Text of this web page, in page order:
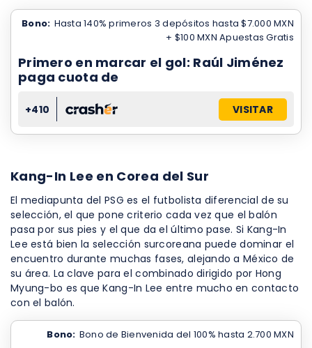
Bono: Hasta 140% primeros 3 depósitos hasta $7.000 MXN
+ $100 MXN Apuestas Gratis
Primero en marcar el gol: Raúl Jiménez
paga cuota de
+410 VISITAR
Kang-In Lee en Corea del Sur
El mediapunta del PSG es el futbolista diferencial de su
selección, el que pone criterio cada vez que el balón
pasa por sus pies y el que da el último pase. Si Kang-In
Lee está bien la selección surcoreana puede dominar el
encuentro durante muchas fases, alejando a México de
su área. La clave para el combinado dirigido por Hong
Myung-bo es que Kang-In Lee entre mucho en contacto
con el balón.
Bono: Bono de Bienvenida del 100% hasta 2.700 MXN